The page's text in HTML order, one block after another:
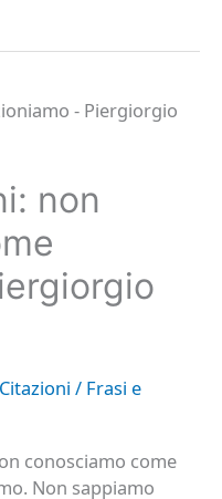
non
/ Frasi e
conosciamo come
Non sappiamo